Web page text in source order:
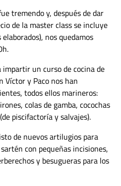
tremendo y, después de dar
de la master class se incluye
nos quedamos
un curso de cocina de
Víctor y Paco nos han
todos ellos marineros:
colas de gamba, cocochas
piscifactoría y salvajes).
de nuevos artilugios para
con pequeñas incisiones,
y besugueras para los